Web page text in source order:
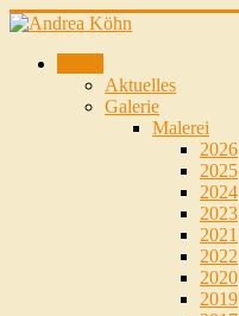
Aktuelles
Galerie
Malerei
2026
2025
2024
2023
2021
2022
2020
2019